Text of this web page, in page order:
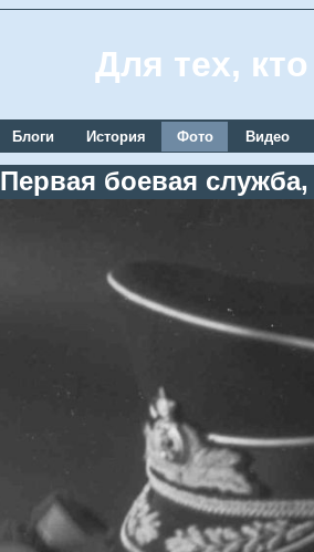
Для тех,
Блоги История Фото Видео
Первая боевая